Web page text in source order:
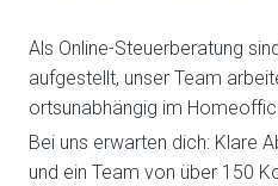
Als Online-Steuerberatung
aufgestellt, unser Team
ortsunabhängig im
Bei uns erwarten dich: Klare
und ein Team von über 150